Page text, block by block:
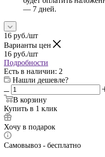
— 7 дней.
16 руб./шт
Варианты цен
16 руб./шт
Подробности
Есть в наличии: 2
Нашли дешевле?
В корзину
Купить в 1 клик
Хочу в подарок
Самовывоз - бесплатно